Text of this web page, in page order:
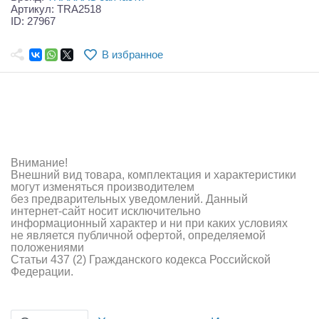
Самолеты
Судомодели
Зарядные устройства и блоки питания
Двигатели
Технические жидкости
Инструмент,измерительные приборы,расходники
Артикул: TRA2518
ID: 27967
В избранное
Внимание!
Внешний вид товара, комплектация и характеристики
могут изменяться производителем
без предварительных уведомлений. Данный
интернет-сайт носит исключительно
информационный характер и ни при каких условиях
не является публичной офертой, определяемой
положениями
Статьи 437 (2) Гражданского кодекса Российской
Федерации.